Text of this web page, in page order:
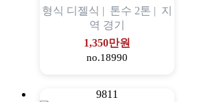
형식 디젤식 | 톤수 2톤 | 지
역 경기
1,350만원
no.18990
9811